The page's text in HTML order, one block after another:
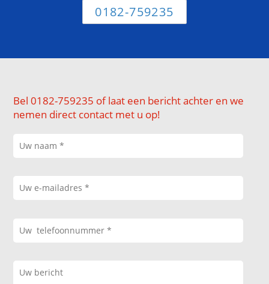
0182-759235
Bel 0182-759235 of laat een bericht achter en we
nemen direct contact met u op!